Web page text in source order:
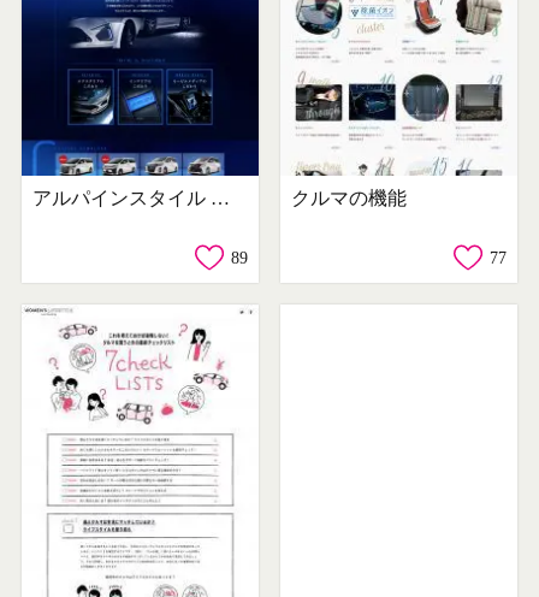
アルパインスタイル カスタマイズカー
89
クルマの機能
77